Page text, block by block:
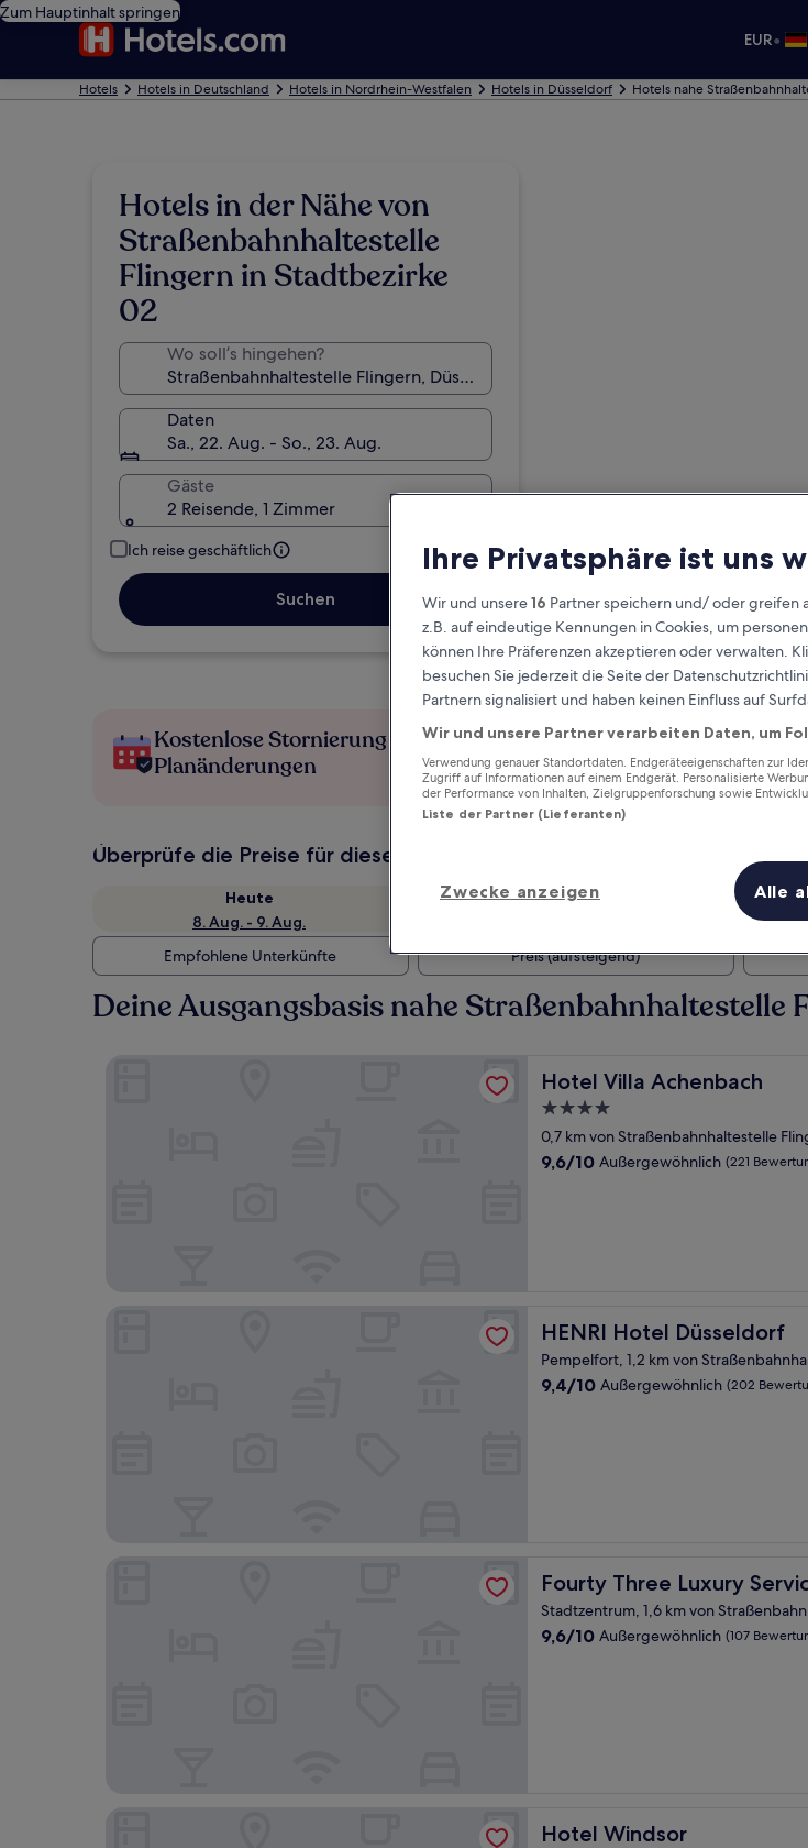
Zum Hauptinhalt springen
EUR•
Hotels Hotels in Deutschland Hotels in Nordrhein-Westfalen Hotels in Düsseldorf Hotels nahe
Hotels in der Nähe von
Straßenbahnhaltestelle
Flingern in Stadtbezirke
02
Wo soll’s hingehen?
Daten
Sa., 22. Aug. - So., 23. Aug.
Gäste
2 Reisende, 1 Zimmer
Ich reise geschäftlich
Suchen
Kostenlose Stornierung bei
Planänderungen
Verdiene Prämien für
wahrgenommene
Überprüfe die Preise für diese Daten
Heute
8. Aug. - 9. Aug.
Morgen
Empfohlene Unterkünfte
Preis (aufsteigend)
Deine Ausgangsbasis nahe Straßenbahnhaltestelle
Hotel Villa Achenbach
Hotel Villa Achenbach
4.0-
Sterne-
Unterkunft
0,7 km von Straßenbahnhaltestelle
9.6
9,6/10 Außergewöhnlich (221
HENRI Hotel Düsseldorf
HENRI Hotel Düsseldorf
Pempelfort, 1,2 km von
9.4
9,4/10 Außergewöhnlich (202
Fourty Three Luxury
Fourty Three Luxury Serviced
Stadtzentrum, 1,6 km von
9.6
9,6/10 Außergewöhnlich (107
Hotel Windsor
Hotel Windsor
Ihre Privatsphäre ist uns
Wir und unsere16 Partner speichern und/ oder greifen
z.B. auf eindeutige Kennungen in Cookies, um
können Ihre Präferenzen akzeptieren oder verwalten.
besuchen Sie jederzeit die Seite der
Partnern signalisiert und haben keinen Einfluss auf
Wir und unsere Partner verarbeiten Daten, um
Verwendung genauer Standortdaten. Endgeräteeigenschaften zur
Zugriff auf Informationen auf einem Endgerät. Personalisierte
der Performance von Inhalten, Zielgruppenforschung sowie
Liste der Partner (Lieferanten)
Zwecke anzeigen Alle